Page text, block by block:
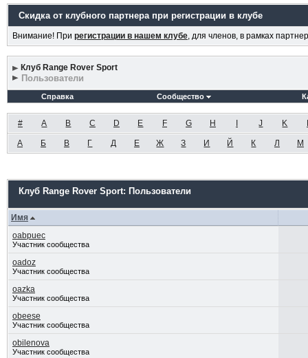
Скидка от клубного партнера при регистрации в клубе
Внимание! При регистрации в нашем клубе, для членов, в рамках
Клуб Range Rover Sport
Пользователи
Справка Сообщество
# A B C D E F G H J K
А Б В Г Д Е Ж З И Й К Л М
Клуб Range Rover Sport: Пользователи
Имя
oabpuec
Участник сообщества
oadoz
Участник сообщества
oazka
Участник сообщества
obeese
Участник сообщества
obilenova
Участник сообщества